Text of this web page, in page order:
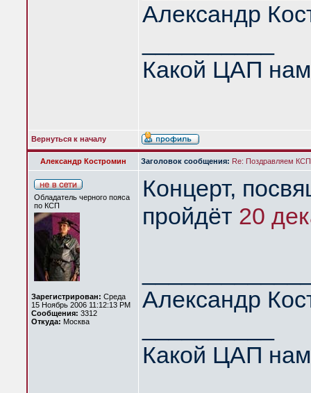
Александр
Какой ЦАП
Вернуться к началу
Александр Костромин Заголовок сообщения: Re: Поздравляем
Обладатель черного пояса
по КСП
Зарегистрирован: Среда
15 Ноябрь 2006 11:12:13 PM
Сообщения: 3312
Откуда: Москва
Концерт,
пройдёт 20
Александр
Какой ЦАП